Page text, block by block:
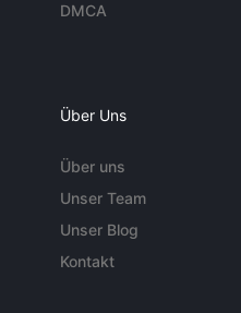
DMCA
Über Uns
Über uns
Unser Team
Unser Blog
Kontakt